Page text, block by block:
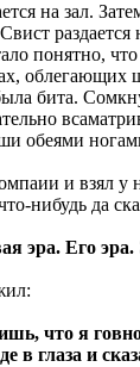
на зал.
понятно,
облегающих
бита.
обеями
и взял у
нибудь да
эра. Его
что я
в глаза и